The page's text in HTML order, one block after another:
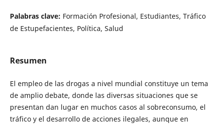
Palabras clave: Formación Profesional, Estudiantes, Tráfico
de Estupefacientes, Política, Salud
Resumen
El empleo de las drogas a nivel mundial constituye un tema
de amplio debate, donde las diversas situaciones que se
presentan dan lugar en muchos casos al sobreconsumo, el
tráfico y el desarrollo de acciones ilegales, aunque en